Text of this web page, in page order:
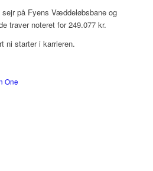
på Fyens Væddeløbsbane og
traver noteret for 249.077 kr.
ni starter i karrieren.
One